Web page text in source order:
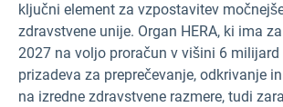
ključni element za vzpostavitev
zdravstvene unije. Organ HERA, ki ima
2027 na voljo proračun v višini 6 milijard
prizadeva za preprečevanje, odkrivanje
na izredne zdravstvene razmere, tudi